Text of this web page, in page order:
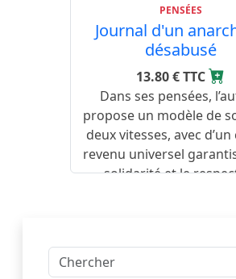
PENSÉES
Journal d'un
désabusé
13.80 € TTC
Dans ses pensées,
propose un modèle de
deux vitesses, avec
revenu universel
solidarité et le